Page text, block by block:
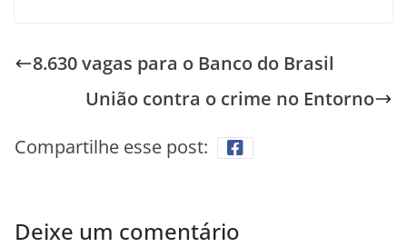
8.630 vagas para o Banco do Brasil
União contra o crime no Entorno
Compartilhe esse post:
Deixe um comentário